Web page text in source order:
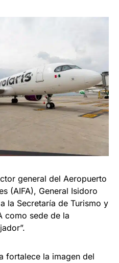
general del Aeropuerto
(AIFA), General Isidoro
la Secretaría de Turismo y
como sede de la
fortalece la imagen del